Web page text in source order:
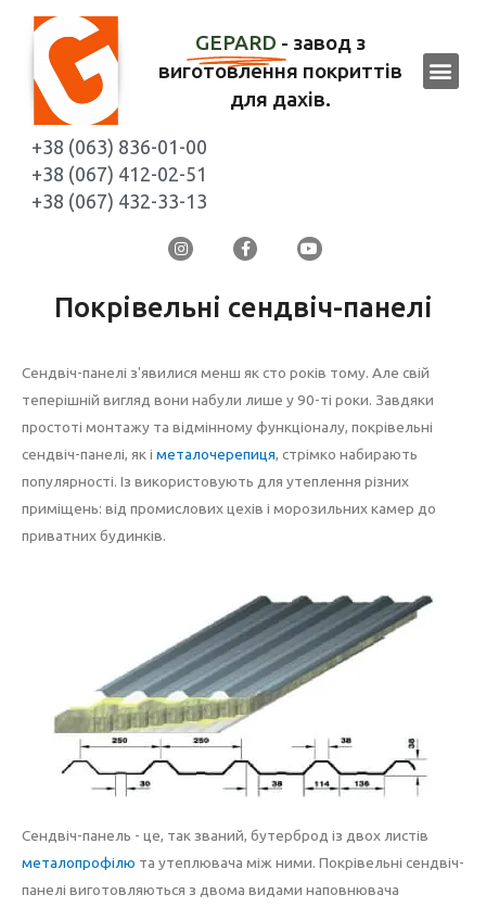
GEPARD - завод з
виготовлення покриттів
для дахів.
+38 (063) 836-01-00
+38 (067) 412-02-51
+38 (067) 432-33-13
Покрівельні сендвіч-панелі
Сендвіч-панелі з'явилися менш як сто років тому. Але свій
теперішній вигляд вони набули лише у 90-ті роки. Завдяки
простоті монтажу та відмінному функціоналу, покрівельні
сендвіч-панелі, як і металочерепиця, стрімко набирають
популярності. Із використовують для утеплення різних
приміщень: від промислових цехів і морозильних камер до
приватних будинків.
Сендвіч-панель - це, так званий, бутерброд із двох листів
металопрофілю та утеплювача між ними. Покрівельні сендвіч-
панелі виготовляються з двома видами наповнювача